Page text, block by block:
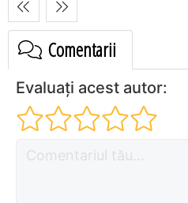
Comentarii
Evaluați acest autor: